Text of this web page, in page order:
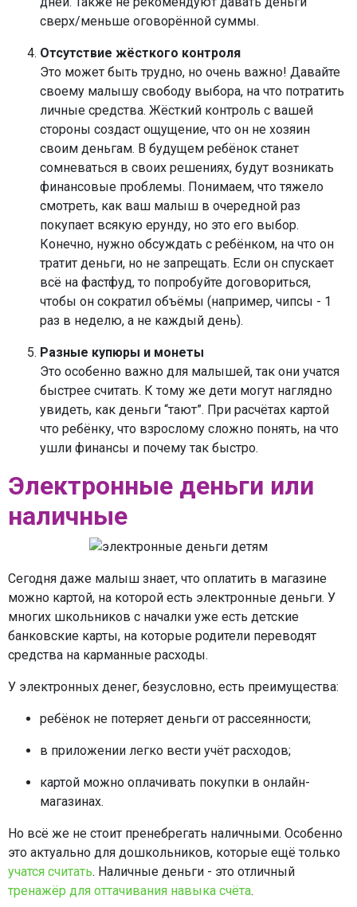
сверх/меньше оговорённой суммы.
Отсутствие жёсткого контроля
Это может быть трудно, но очень важно! Давайте
своему малышу свободу выбора, на что потратить
личные средства. Жёсткий контроль с вашей
стороны создаст ощущение, что он не хозяин
своим деньгам. В будущем ребёнок станет
сомневаться в своих решениях, будут возникать
финансовые проблемы. Понимаем, что тяжело
смотреть, как ваш малыш в очередной раз
покупает всякую ерунду, но это его выбор.
Конечно, нужно обсуждать с ребёнком, на что он
тратит деньги, но не запрещать. Если он спускает
всё на фастфуд, то попробуйте договориться,
чтобы он сократил объёмы (например, чипсы - 1
раз в неделю, а не каждый день).
Разные купюры и монеты
Это особенно важно для малышей, так они учатся
быстрее считать. К тому же дети могут наглядно
увидеть, как деньги “тают”. При расчётах картой
что ребёнку, что взрослому сложно понять, на что
ушли финансы и почему так быстро.
Электронные деньги или
наличные
Сегодня даже малыш знает, что оплатить в магазине
можно картой, на которой есть электронные деньги. У
многих школьников с началки уже есть детские
банковские карты, на которые родители переводят
средства на карманные расходы.
У электронных денег, безусловно, есть преимущества:
ребёнок не потеряет деньги от рассеянности;
в приложении легко вести учёт расходов;
картой можно оплачивать покупки в онлайн-
магазинах.
Но всё же не стоит пренебрегать наличными. Особенно
это актуально для дошкольников, которые ещё только
учатся считать. Наличные деньги - это отличный
тренажёр для оттачивания навыка счёта.